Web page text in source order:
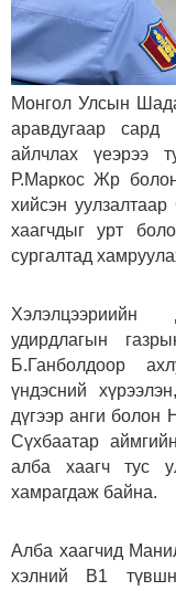
Монгол Улсын
аравдугаар
айлчлах үеэрээ
Р.Маркос Жр
хийсэн
хаагчдыг урт
сургалтад
удирдлагын
Б.Ганболдоор
үндэсний
дүгээр анги болон
Сүхбаатар
алба хаагч тус
хамрагдаж байна.
Алба хаагчид
хэлний В1